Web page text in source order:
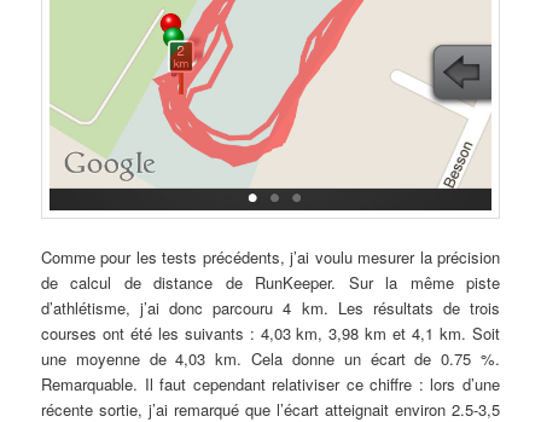
Comme pour les tests précédents, j’ai voulu mesurer la précision
de calcul de distance de RunKeeper. Sur la même piste
d’athlétisme, j’ai donc parcouru 4 km. Les résultats de trois
courses ont été les suivants : 4,03 km, 3,98 km et 4,1 km. Soit
une moyenne de 4,03 km. Cela donne un écart de 0.75 %.
Remarquable. Il faut cependant relativiser ce chiffre : lors d’une
récente sortie, j’ai remarqué que l’écart atteignait environ 2.5-3,5